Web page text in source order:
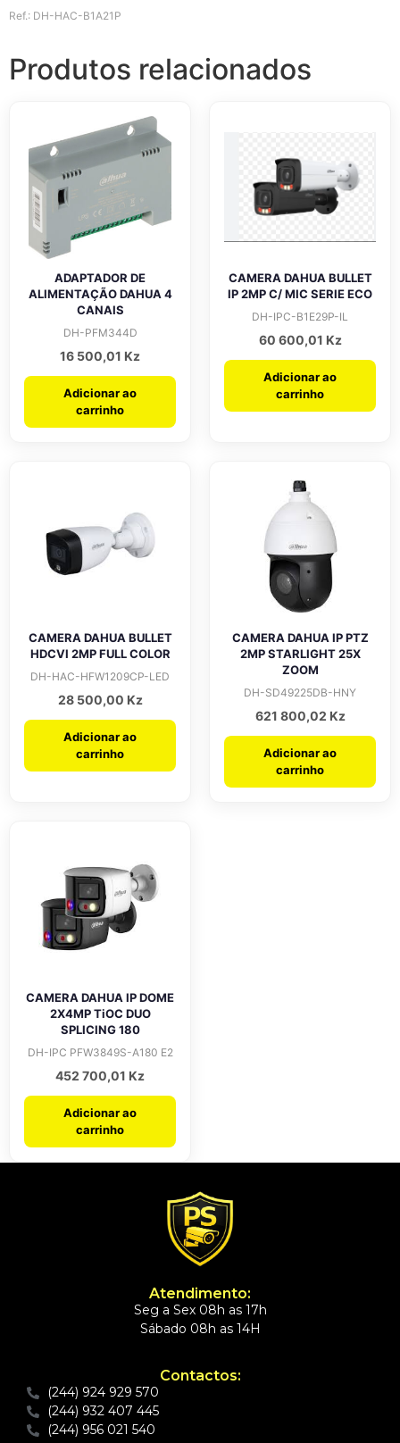
Ref.: DH-HAC-B1A21P
Produtos relacionados
ADAPTADOR DE
ALIMENTAÇÃO DAHUA 4
CANAIS
DH-PFM344D
16 500,01 Kz
Adicionar ao
carrinho
CAMERA DAHUA BULLET
IP 2MP C/ MIC SERIE ECO
DH-IPC-B1E29P-IL
60 600,01 Kz
Adicionar ao
carrinho
CAMERA DAHUA BULLET
HDCVI 2MP FULL COLOR
DH-HAC-HFW1209CP-LED
28 500,00 Kz
Adicionar ao
carrinho
CAMERA DAHUA IP PTZ
2MP STARLIGHT 25X
ZOOM
DH-SD49225DB-HNY
621 800,02 Kz
Adicionar ao
carrinho
CAMERA DAHUA IP DOME
2X4MP TiOC DUO
SPLICING 180
DH-IPC PFW3849S-A180 E2
452 700,01 Kz
Adicionar ao
carrinho
Atendimento:
Seg a Sex 08h as 17h
Sábado 08h as 14H
Contactos:
(244) 924 929 570
(244) 932 407 445
(244) 956 021 540